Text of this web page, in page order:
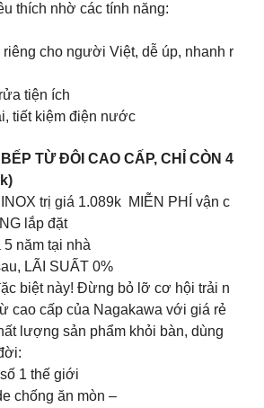
thích nhờ các tính năng:
cho người Việt, dễ úp, nhanh r
tiện ích
tiết kiệm điện nước
TỪ ĐÔI CAO CẤP, CHỈ CÒN 4
trị giá 1.089k MIỄN PHÍ vận c
lắp đặt
5 năm tại nhà
LÃI SUẤT 0%
biệt này! Đừng bỏ lỡ cơ hội trải n
cao cấp của Nagakawa với giá rẻ
lượng sản phẩm khỏi bàn, dùng
1 thế giới
chống ăn mòn –